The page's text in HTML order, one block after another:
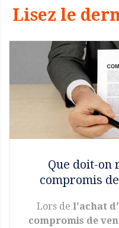
Lisez le
Que doit-on
compromis
Lors de l'achat
compromis de